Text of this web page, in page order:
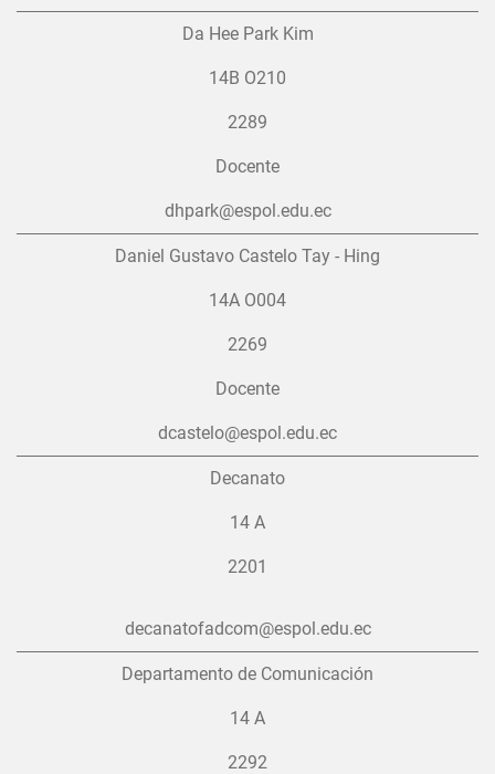
Da Hee Park Kim
14B O210
2289
Docente
dhpark@espol.edu.ec
Daniel Gustavo Castelo Tay - Hing
14A O004
2269
Docente
dcastelo@espol.edu.ec
Decanato
14 A
2201
decanatofadcom@espol.edu.ec
Departamento de Comunicación
14 A
2292